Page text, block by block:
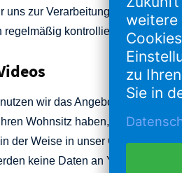
uns zur Verarbeitung Ihrer Daten
kontrolliert.
wir das Angebot
Wohnsitz haben, Google
der Weise in unser Online-
keine Daten an YouTube